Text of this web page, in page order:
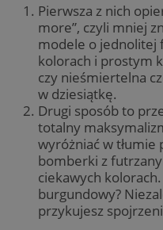
Pierwsza z nich
more”, czyli mniej
modele o jednolitej
kolorach i prostym
czy nieśmiertelna
w dziesiątkę.
Drugi sposób to
totalny
wyróżniać w
bomberki z
ciekawych
burgundowy?
przykujesz